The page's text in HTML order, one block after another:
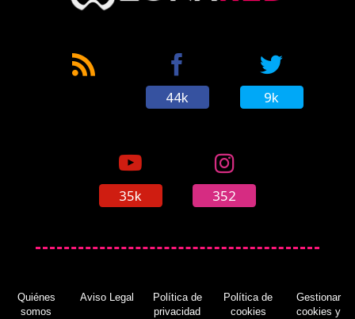
44k 9k
35k 352
Quiénes
somos
Aviso Legal
Política de
privacidad
Política de
cookies
Gestionar
cookies y